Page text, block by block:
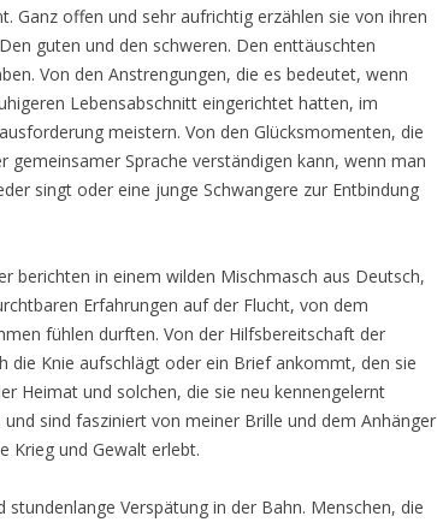
Ganz offen und sehr aufrichtig erzählen sie von ihren
guten und den schweren. Den enttäuschten
Von den Anstrengungen, die es bedeutet, wenn
Lebensabschnitt eingerichtet hatten, im
meistern. Von den Glücksmomenten, die
Sprache verständigen kann, wenn man
singt oder eine junge Schwangere zur Entbindung
berichten in einem wilden Mischmasch aus Deutsch,
Erfahrungen auf der Flucht, von dem
fühlen durften. Von der Hilfsbereitschaft der
die Knie aufschlägt oder ein Brief ankommt, den sie
Heimat und solchen, die sie neu kennengelernt
sind fasziniert von meiner Brille und dem Anhänger
Krieg und Gewalt erlebt.
Verspätung in der Bahn. Menschen, die